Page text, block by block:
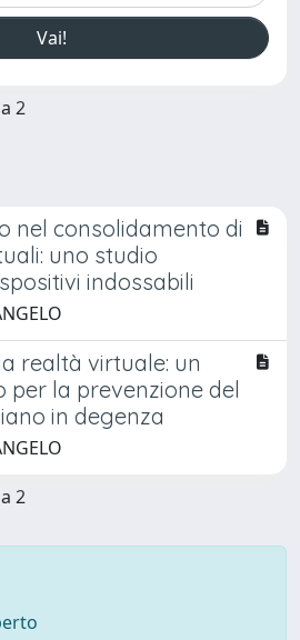
2
nel consolidamento di
uno studio
indossabili
realtà virtuale: un
per la prevenzione del
in degenza
2